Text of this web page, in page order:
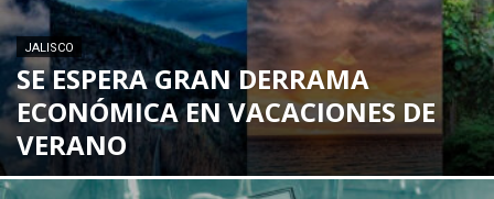
JALISCO
SE ESPERA GRAN DERRAMA
ECONÓMICA EN VACACIONES DE
VERANO